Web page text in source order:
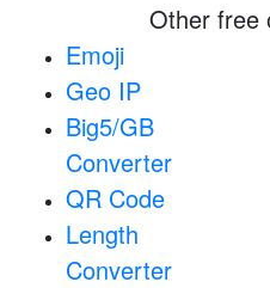
Other free
Emoji
Geo IP
Big5/GB
Converter
QR Code
Length
Converter